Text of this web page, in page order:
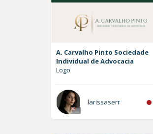
A. Carvalho Pinto Sociedade
Individual de Advocacia
Logo
larissaserr